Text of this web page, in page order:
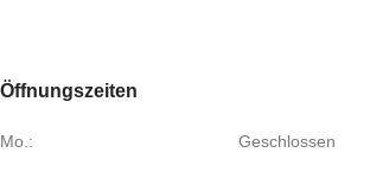
Öffnungszeiten
Mo.: Geschlossen